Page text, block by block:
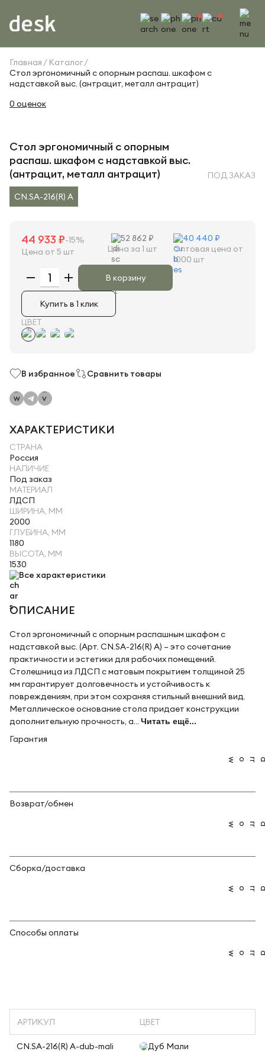
Главная
Каталог
Стол эргономичный с опорным распаш. шкафом с
надставкой выс. (антрацит, металл антрацит)
0 оценок
Стол эргономичный с опорным
распаш. шкафом с надставкой выс.
(антрацит, металл антрацит)
ПОД ЗАКАЗ
CN.SA-216(R) A
44 933 ₽-15%
Цена от 5 шт
52 862 ₽
Цена за 1 шт
40 440 ₽
Оптовая цена от
1000 шт
В корзину
Купить в 1 клик
ЦВЕТ
В избранное Сравнить товары
ХАРАКТЕРИСТИКИ
СТРАНА
Россия
НАЛИЧИЕ
Под заказ
МАТЕРИАЛ
ЛДСП
ШИРИНА, ММ
2000
ГЛУБИНА, ММ
1180
ВЫСОТА, ММ
1530
Все характеристики
ОПИСАНИЕ
Стол эргономичный с опорным распашным шкафом с
надставкой выс. (Арт. CN.SA-216(R) A) – это сочетание
практичности и эстетики для рабочих помещений.
Столешница из ЛДСП с матовым покрытием толщиной 25
мм гарантирует долговечность и устойчивость к
повреждениям, при этом сохраняя стильный внешний вид.
Металлическое основание стола придает конструкции
дополнительную прочность, а... Читать ещё...
Гарантия
Возврат/обмен
Сборка/доставка
Способы оплаты
АРТИКУЛ ЦВЕТ
CN.SA-216(R) A-dub-mali Дуб Мали